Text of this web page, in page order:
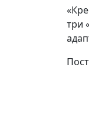
три